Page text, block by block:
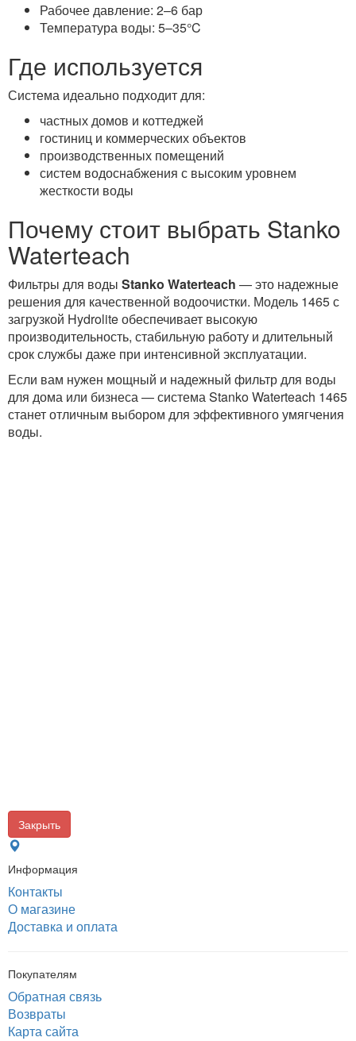
Рабочее давление: 2–6 бар
Температура воды: 5–35°C
Где используется
Система идеально подходит для:
частных домов и коттеджей
гостиниц и коммерческих объектов
производственных помещений
систем водоснабжения с высоким уровнем
жесткости воды
Почему стоит выбрать Stanko
Waterteach
Фильтры для воды Stanko Waterteach — это надежные
решения для качественной водоочистки. Модель 1465 с
загрузкой Hydrolite обеспечивает высокую
производительность, стабильную работу и длительный
срок службы даже при интенсивной эксплуатации.
Если вам нужен мощный и надежный фильтр для воды
для дома или бизнеса — система Stanko Waterteach 1465
станет отличным выбором для эффективного умягчения
воды.
Закрыть
Информация
Контакты
О магазине
Доставка и оплата
Покупателям
Обратная связь
Возвраты
Карта сайта